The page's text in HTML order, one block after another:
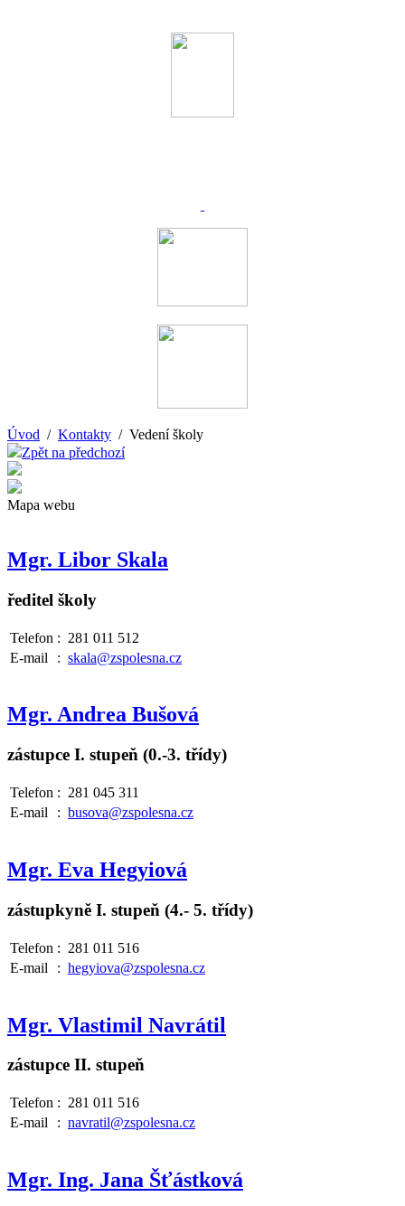
Úvod / Kontakty / Vedení školy
Zpět na předchozí
Mapa webu
Mgr. Libor Skala
ředitel školy
Telefon : 281 011 512
E-mail
: skala@zspolesna.cz
Mgr. Andrea Bušová
zástupce I. stupeň (0.-3. třídy)
Telefon : 281 045 311
E-mail
: busova@zspolesna.cz
Mgr. Eva Hegyiová
zástupkyně I. stupeň (4.- 5. třídy)
Telefon : 281 011 516
E-mail
: hegyiova@zspolesna.cz
Mgr. Vlastimil Navrátil
zástupce II. stupeň
Telefon : 281 011 516
E-mail
: navratil@zspolesna.cz
Mgr. Ing. Jana Šťástková